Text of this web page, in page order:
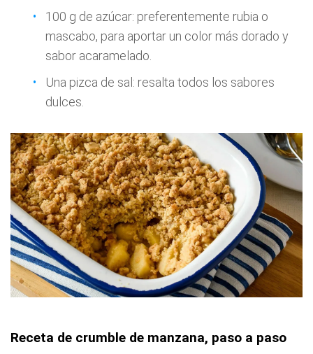
100 g de azúcar: preferentemente rubia o
mascabo, para aportar un color más dorado y
sabor acaramelado.
Una pizca de sal: resalta todos los sabores
dulces.
Receta de crumble de manzana, paso a paso